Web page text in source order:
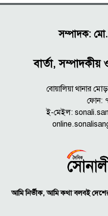
সম্পাদক:
বার্তা, সম্পাদকীয়
বোয়ালিয়া থানার
ফোন:
ই-মেইল:
আমি নির্ভীক, আমি কথা বলবই